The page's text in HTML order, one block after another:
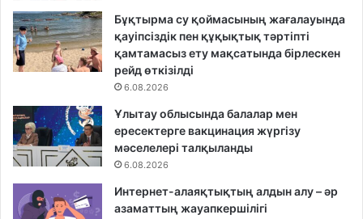
Бұқтырма су қоймасының жағалауында
қауіпсіздік пен құқықтық тәртіпті
қамтамасыз ету мақсатында бірлескен
рейд өткізілді
6.08.2026
Ұлытау облысында балалар мен
ересектерге вакцинация жүргізу
мәселелері талқыланды
6.08.2026
Интернет-алаяқтықтың алдын алу – әр
азаматтың жауапкершілігі